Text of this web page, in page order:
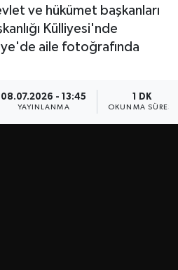
ve hükümet başkanları
Külliyesi'nde
aile fotoğrafında
08.07.2026 - 13:45
YAYINLANMA
1 DK
OKUNMA SÜRESI